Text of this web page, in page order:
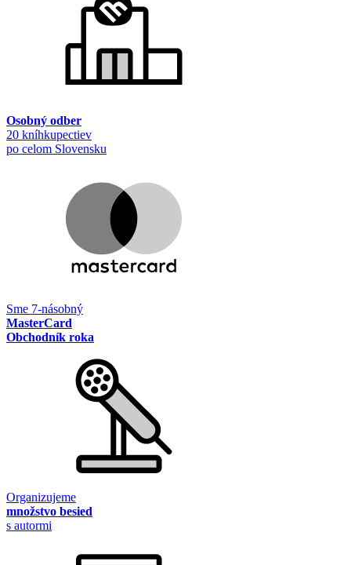
Osobný odber
20 kníhkupectiev
po celom Slovensku
Sme 7-násobný
MasterCard
Obchodník roka
Organizujeme
množstvo besied
s autormi